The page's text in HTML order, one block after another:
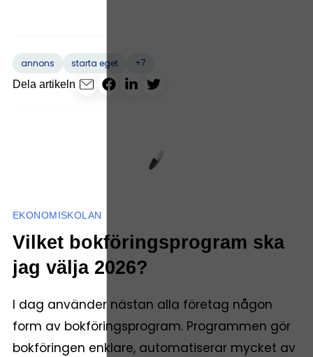
annons starta eget
+7
Dela artikeln
EKONOMISKOLAN
Vilket bokföringsprogram ska
jag välja 2026?
I dag använder nästan alla företag någon
form av bokföringsprogram. Programmen gör
bokföringen enklare, automatiserar mycket av